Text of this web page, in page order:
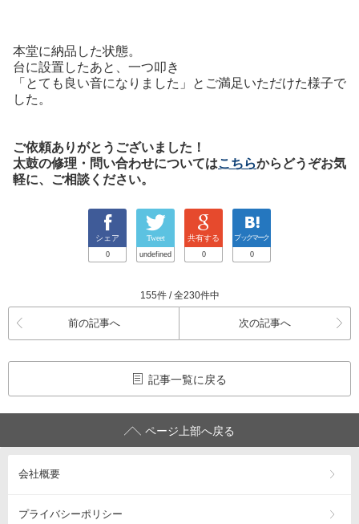
本堂に納品した状態。
台に設置したあと、一つ叩き
「とても良い音になりました」とご満足いただけた様子で
した。
ご依頼ありがとうございました！
太鼓の修理・問い合わせについてはこちらからどうぞお気
軽に、ご相談ください。
シェア
0
Tweet
undefined
共有する
0
ブックマーク
0
155件 / 全230件中
前の記事へ 次の記事へ
記事一覧に戻る
ページ上部へ戻る
会社概要
プライバシーポリシー